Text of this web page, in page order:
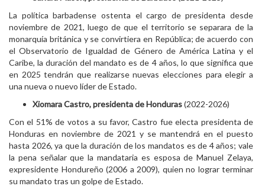
La política barbadense ostenta el cargo de presidenta desde
noviembre de 2021, luego de que el territorio se separara de la
monarquía británica y se convirtiera en República; de acuerdo con
el Observatorio de Igualdad de Género de América Latina y el
Caribe, la duración del mandato es de 4 años, lo que significa que
en 2025 tendrán que realizarse nuevas elecciones para elegir a
una nueva o nuevo líder de Estado.
Xiomara Castro, presidenta de Honduras(2022-2026)
Con el 51% de votos a su favor, Castro fue electa presidenta de
Honduras en noviembre de 2021 y se mantendrá en el puesto
hasta 2026, ya que la duración de los mandatos es de 4 años; vale
la pena señalar que la mandataria es esposa de Manuel Zelaya,
expresidente Hondureño (2006 a 2009), quien no lograr terminar
su mandato tras un golpe de Estado.